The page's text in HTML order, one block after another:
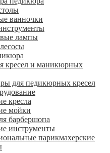
ванночки
лампы
кресел и маникюрных
для педикюрных кресел
кресла
мойки
барбершопа
инструменты
парикмахерские